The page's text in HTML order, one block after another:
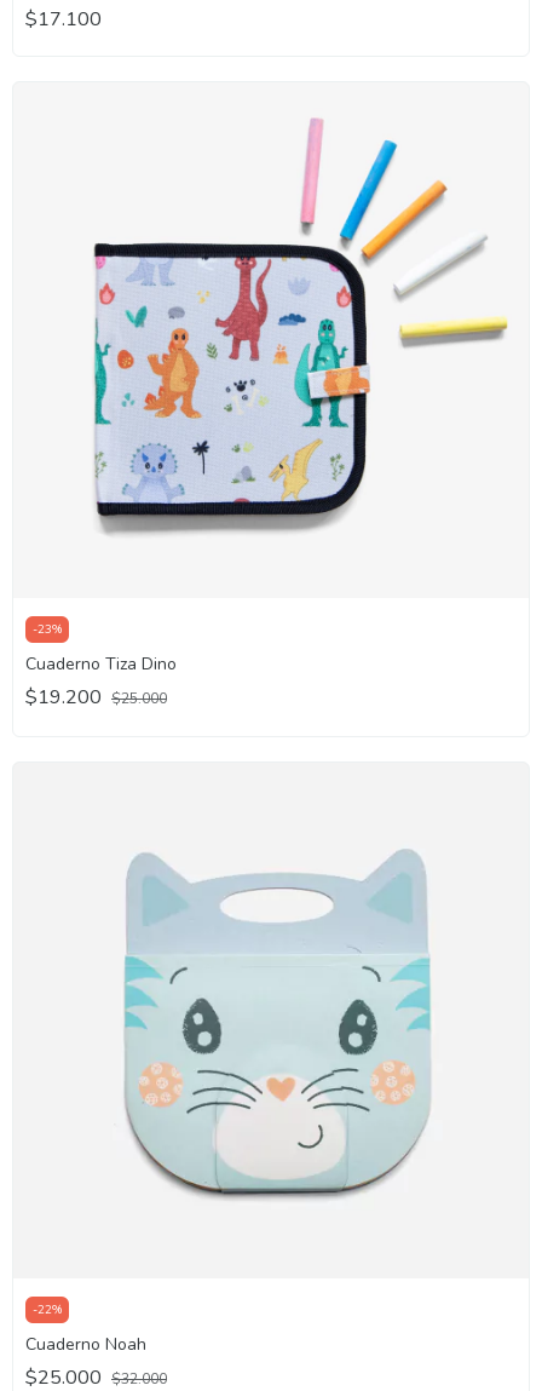
$17.100
-23%
Cuaderno Tiza Dino
$19.200 $25.000
-22%
Cuaderno Noah
$25.000 $32.000